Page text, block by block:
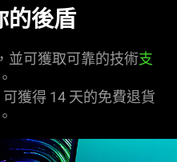
的後盾
並可獲取可靠的技術支
獲得 14 天的免費退貨